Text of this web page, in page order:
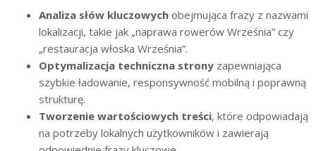
Analiza słów kluczowych obejmująca frazy z nazwami
lokalizacji, takie jak „naprawa rowerów Września” czy
„restauracja włoska Września”.
Optymalizacja techniczna strony zapewniająca
szybkie ładowanie, responsywność mobilną i poprawną
strukturę.
Tworzenie wartościowych treści, które odpowiadają
na potrzeby lokalnych użytkowników i zawierają